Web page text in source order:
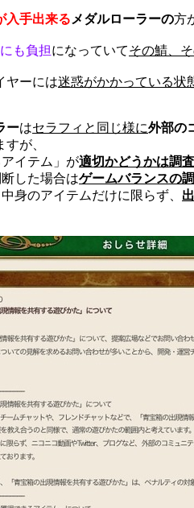
入手出来る メダルローラーの方
も負担になっていてその鯖、
ヤーには迷惑がかかっている状
ーはセラフィと同じ様に外部の
すが、
イテム」が適切かどうかは調
した場合はゲームバランスの
身のアイテムだけに限らず、